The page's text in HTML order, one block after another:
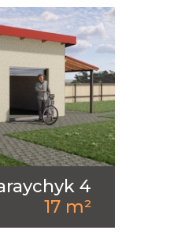
4
17 m²